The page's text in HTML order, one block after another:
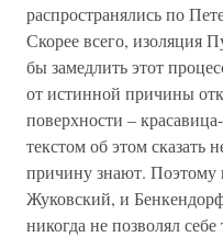
распространялись по
Скорее всего, изоляция
бы замедлить этот
от истинной причины
поверхности –
текстом об этом сказать
причину знают. Поэтому
Жуковский, и
никогда не позволял